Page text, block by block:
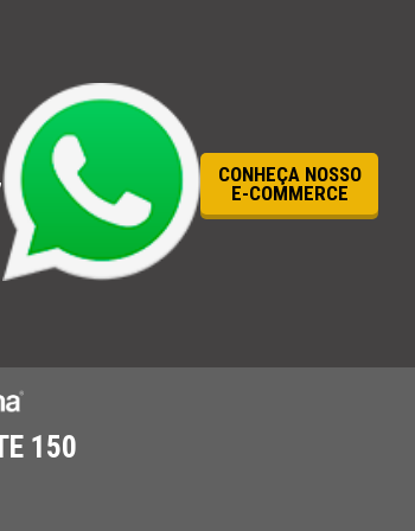
CONHEÇA NOSSO
E-COMMERCE
150